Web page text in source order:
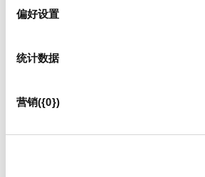
偏好设置
统计数据
营销({0})